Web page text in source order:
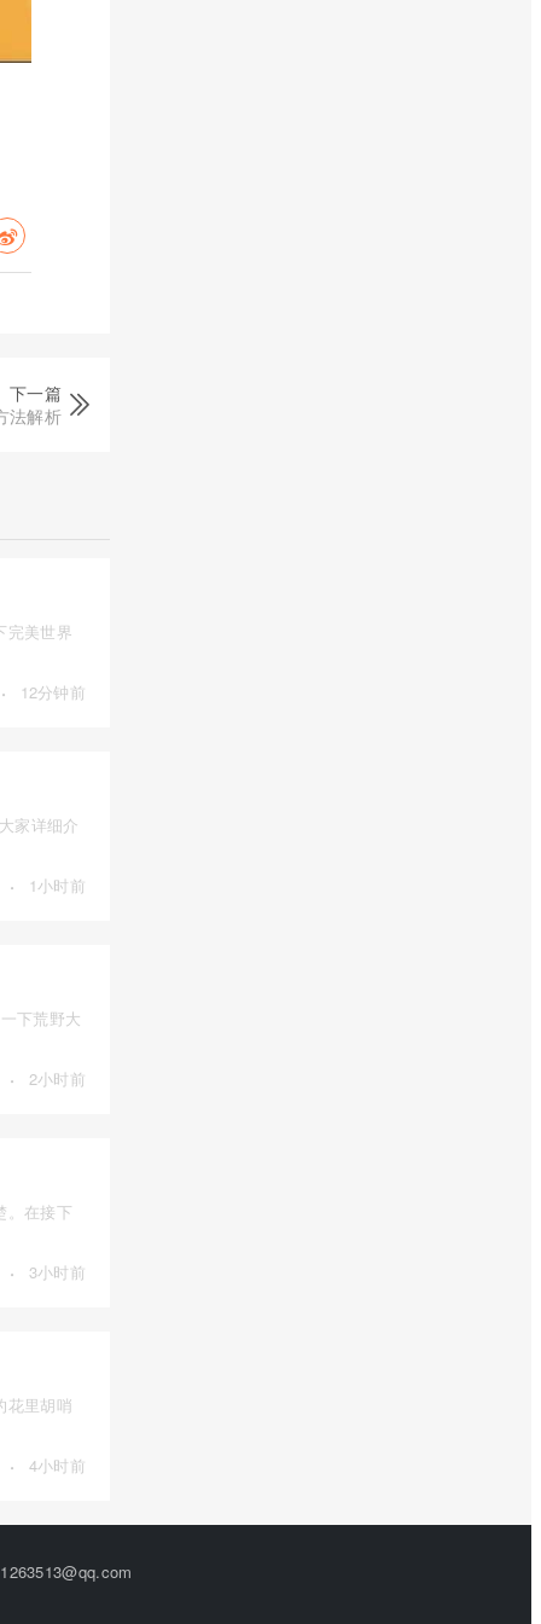
下一篇
法解析
完美世界
· 12分钟前
家详细介
· 1小时前
下荒野大
· 2小时前
。在接下
· 3小时前
花里胡哨
· 4小时前